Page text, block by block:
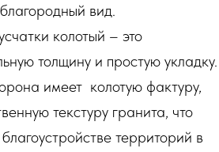
вид.
колотый – это
толщину и простую укладку.
имеет колотую фактуру,
текстуру гранита, что
территорий в